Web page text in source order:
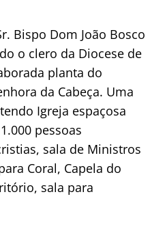
Bispo Dom João Bosco
o clero da Diocese de
planta do
da Cabeça. Uma
Igreja espaçosa
pessoas
sala de Ministros
Coral, Capela do
sala para